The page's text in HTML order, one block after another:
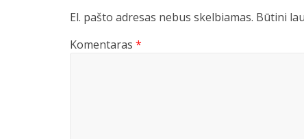
El. pašto adresas nebus skelbiamas. Būtini
Komentaras *